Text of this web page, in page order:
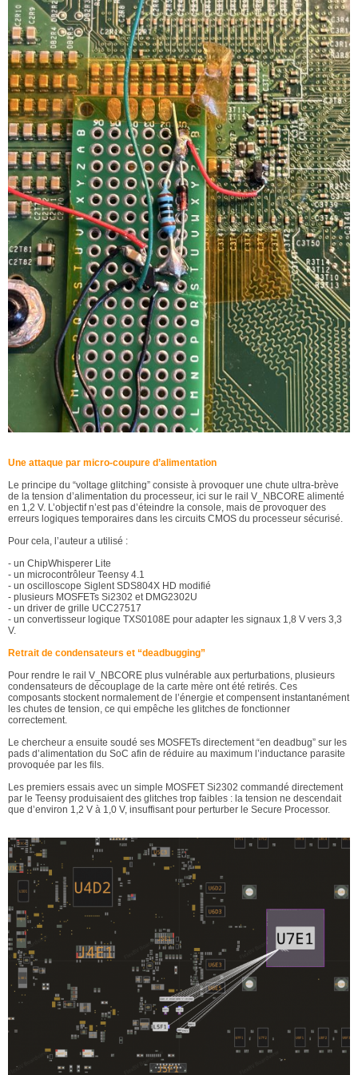
Une attaque par micro-coupure d’alimentation
Le principe du “voltage glitching” consiste à provoquer une chute ultra-brève
de la tension d’alimentation du processeur, ici sur le rail V_NBCORE alimenté
en 1,2 V. L’objectif n’est pas d’éteindre la console, mais de provoquer des
erreurs logiques temporaires dans les circuits CMOS du processeur sécurisé.
Pour cela, l’auteur a utilisé :
- un ChipWhisperer Lite
- un microcontrôleur Teensy 4.1
- un oscilloscope Siglent SDS804X HD modifié
- plusieurs MOSFETs Si2302 et DMG2302U
- un driver de grille UCC27517
- un convertisseur logique TXS0108E pour adapter les signaux 1,8 V vers 3,3
V.
Retrait de condensateurs et “deadbugging”
Pour rendre le rail V_NBCORE plus vulnérable aux perturbations, plusieurs
condensateurs de découplage de la carte mère ont été retirés. Ces
composants stockent normalement de l’énergie et compensent instantanément
les chutes de tension, ce qui empêche les glitches de fonctionner
correctement.
Le chercheur a ensuite soudé ses MOSFETs directement “en deadbug” sur les
pads d’alimentation du SoC afin de réduire au maximum l’inductance parasite
provoquée par les fils.
Les premiers essais avec un simple MOSFET Si2302 commandé directement
par le Teensy produisaient des glitches trop faibles : la tension ne descendait
que d’environ 1,2 V à 1,0 V, insuffisant pour perturber le Secure Processor.